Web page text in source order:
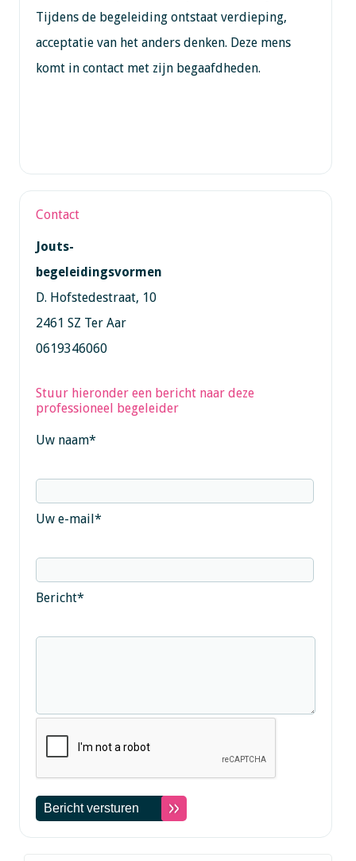
Tijdens de begeleiding ontstaat verdieping,
acceptatie van het anders denken. Deze mens
komt in contact met zijn begaafdheden.
Contact
Jouts-
begeleidingsvormen
D. Hofstedestraat, 10
2461 SZ Ter Aar
0619346060
Stuur hieronder een bericht naar deze
professioneel begeleider
Uw naam*
Uw e-mail*
Bericht*